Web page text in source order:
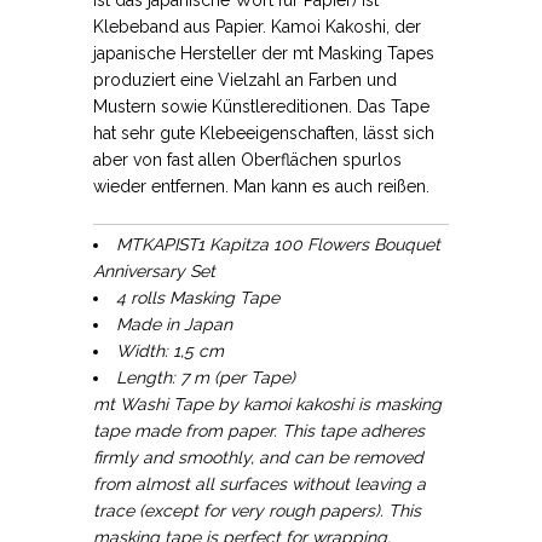
Klebeband aus Papier. Kamoi Kakoshi, der
japanische Hersteller der mt Masking Tapes
produziert eine Vielzahl an Farben und
Mustern sowie Künstlereditionen. Das Tape
hat sehr gute Klebeeigenschaften, lässt sich
aber von fast allen Oberflächen spurlos
wieder entfernen. Man kann es auch reißen.
MTKAPIST1 Kapitza 100 Flowers Bouquet
Anniversary Set
4 rolls Masking Tape
Made in Japan
Width: 1,5 cm
Length: 7 m (per Tape)
mt Washi Tape by kamoi kakoshi is masking
tape made from paper. This tape adheres
firmly and smoothly, and can be removed
from almost all surfaces without leaving a
trace (except for very rough papers). This
masking tape is perfect for wrapping,